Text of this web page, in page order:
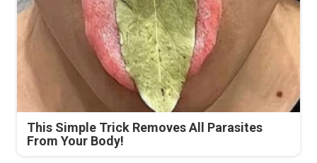
This Simple Trick Removes All Parasites
From Your Body!